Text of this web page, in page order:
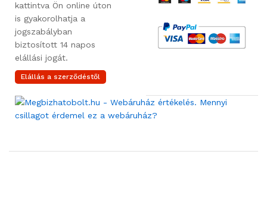
kattintva Ön online úton
is gyakorolhatja a
jogszabályban
biztosított 14 napos
elállási jogát.
Elállás a szerződéstől